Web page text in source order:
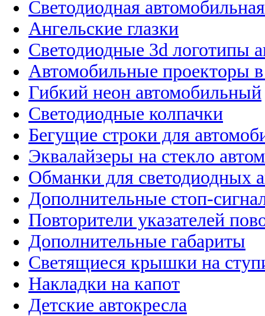
Светодиодная
Ангельские глазки
Светодиодные 3d логотипы
Автомобильные проекторы
Гибкий неон автомобильный
Светодиодные колпачки
Бегущие строки для
Эквалайзеры на стекло
Обманки для светодиодных
Дополнительные стоп-
Повторители указателей
Дополнительные габариты
Светящиеся крышки на
Накладки на капот
Детские автокресла